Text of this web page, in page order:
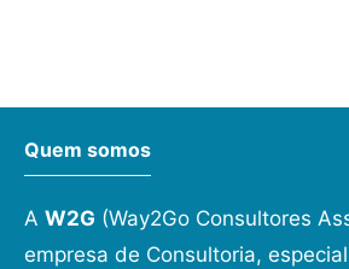
Quem somos
A W2G (Way2Go Consultores
empresa de Consultoria,